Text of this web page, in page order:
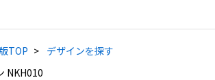
TOP
デザインを探す
NKH010